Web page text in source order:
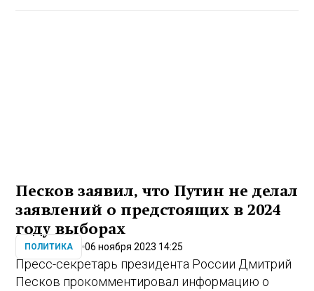
Песков заявил, что Путин не делал
заявлений о предстоящих в 2024
году выборах
ПОЛИТИКА 06 ноября 2023 14:25
Пресс-секретарь президента России Дмитрий
Песков прокомментировал информацию о